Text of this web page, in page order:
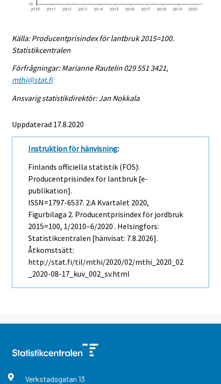
Källa: Producentprisindex för lantbruk 2015=100.
Statistikcentralen
Förfrågningar: Marianne Rautelin 029 551 3421,
mthi@stat.fi
Ansvarig statistikdirektör: Jan Nokkala
Uppdaterad 17.8.2020
Instruktion för hänvisning:
Finlands officiella statistik (FOS):
Producentprisindex för lantbruk [e-
publikation].
ISSN=1797-6537. 2:a Kvartalet 2020,
Figurbilaga 2. Producentprisindex för jordbruk
2015=100, 1/2010–6/2020 . Helsingfors:
Statistikcentralen [hänvisat: 7.8.2026].
Åtkomstsätt:
http://stat.fi/til/mthi/2020/02/mthi_2020_02
_2020-08-17_kuv_002_sv.html
Verkstadsgatan 13